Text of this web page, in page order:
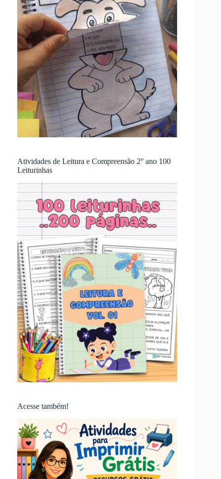
Atividades de Leitura e Compreensão 2° ano 100
Leiturinhas
Acesse também!